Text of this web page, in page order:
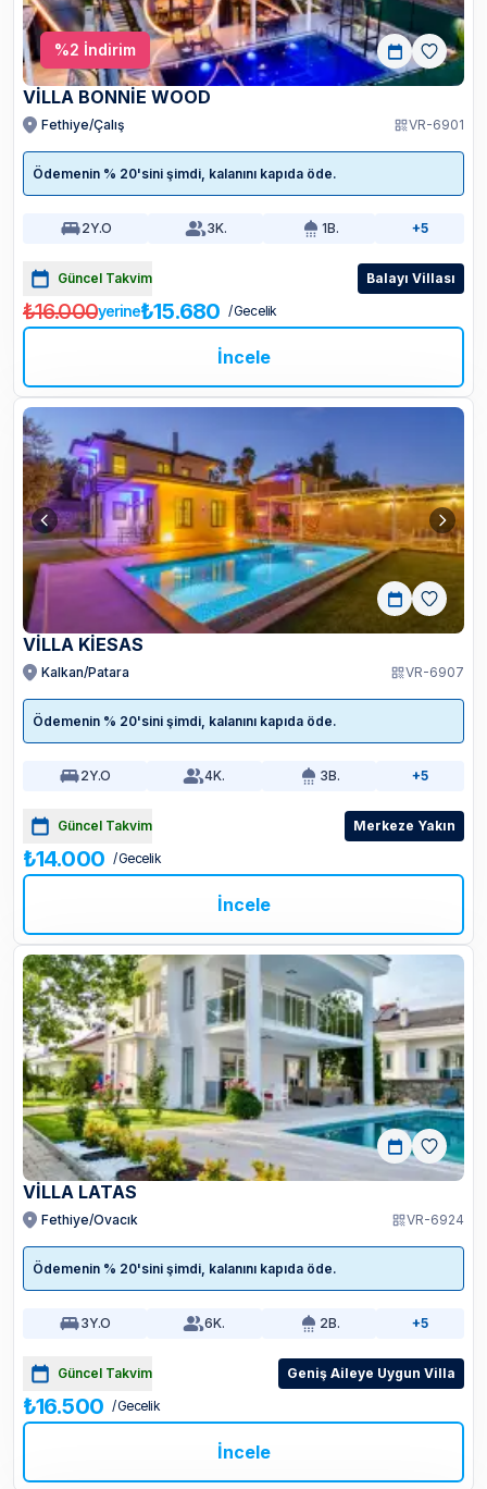
%2 İndirim
VİLLA BONNİE WOOD
Fethiye/Çalış VR-6901
Ödemenin % 20'sini şimdi, kalanını kapıda öde.
2Y.O 3K. 1B. +5
Güncel Takvim Balayı Villası
₺16.000yerine₺15.680 / Gecelik
İncele
VİLLA KİESAS
Kalkan/Patara VR-6907
Ödemenin % 20'sini şimdi, kalanını kapıda öde.
2Y.O 4K. 3B. +5
Güncel Takvim Merkeze Yakın
₺14.000 / Gecelik
İncele
VİLLA LATAS
Fethiye/Ovacık VR-6924
Ödemenin % 20'sini şimdi, kalanını kapıda öde.
3Y.O 6K. 2B. +5
Güncel Takvim Geniş Aileye Uygun Villa
₺16.500 / Gecelik
İncele